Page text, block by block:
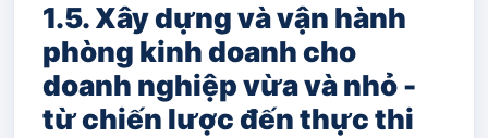
1.5. Xây dựng và vận hành
phòng kinh doanh cho
doanh nghiệp vừa và nhỏ -
từ chiến lược đến thực thi